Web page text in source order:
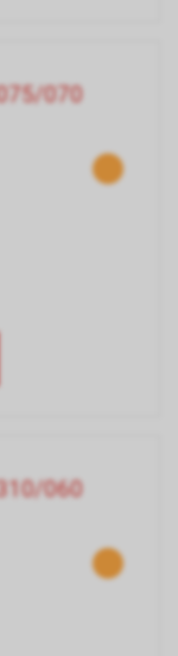
070
060